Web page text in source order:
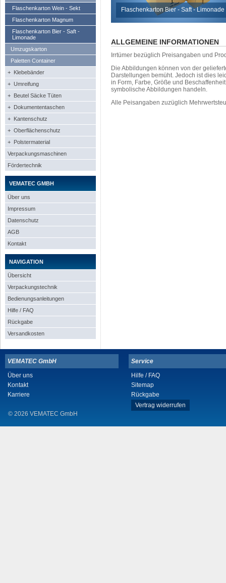
Flaschenkarton Wein - Sekt
Flaschenkarton Magnum
Flaschenkarton Bier - Saft -
Limonade
Umzugskarton
Paletten Container
+ Klebebänder
+ Umreifung
+ Beutel Säcke Tüten
+ Dokumententaschen
+ Kantenschutz
+ Oberflächenschutz
+ Polstermaterial
Verpackungsmaschinen
Fördertechnik
VEMATEC GMBH
Über uns
Impressum
Datenschutz
AGB
Kontakt
NAVIGATION
Übersicht
Verpackungstechnik
Bedienungsanleitungen
Hilfe / FAQ
Rückgabe
Versandkosten
Flaschenkarton Bier - Saft - Limonade
ALLGEMEINE INFORMATIONEN
Irrtümer bezüglich Preisangaben und
Die Abbildungen können von der
Darstellungen bemüht. Jedoch ist dies
in Form, Farbe, Größe und
symbolische Abbildungen handeln.
Alle Peisangaben zuzüglich
VEMATEC GmbH
Über uns
Kontakt
Karriere
© 2026 VEMATEC GmbH
Service
Hilfe / FAQ
Sitemap
Rückgabe
Vertrag widerrufen